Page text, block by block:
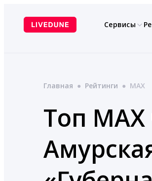
содержимому
Сервисы
Главная ● Рейтинги ● MAX
Топ